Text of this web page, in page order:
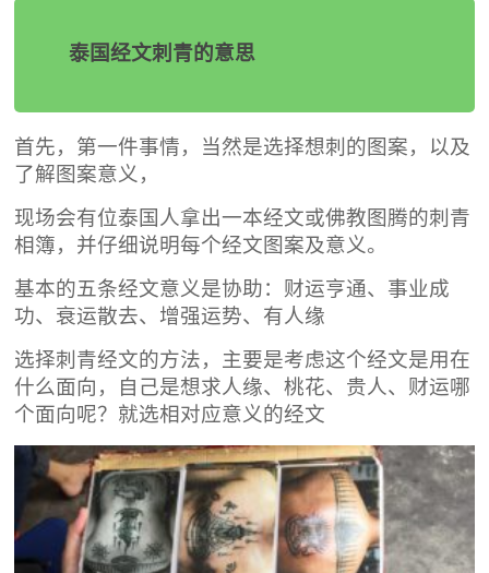
泰国经文刺青的意思
首先，第一件事情，当然是选择想刺的图案，以及
了解图案意义，
现场会有位泰国人拿出一本经文或佛教图腾的刺青
相簿，并仔细说明每个经文图案及意义。
基本的五条经文意义是协助：财运亨通、事业成
功、衰运散去、增强运势、有人缘
选择刺青经文的方法，主要是考虑这个经文是用在
什么面向，自己是想求人缘、桃花、贵人、财运哪
个面向呢？就选相对应意义的经文